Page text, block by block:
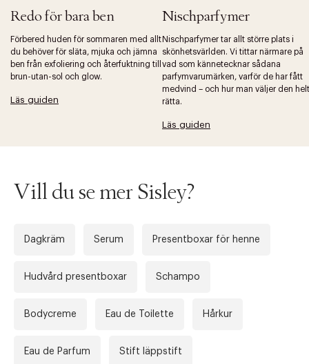
Redo för bara ben
Förbered huden för sommaren med allt
du behöver för släta, mjuka och jämna
ben från exfoliering och återfuktning till
brun-utan-sol och glow.
Läs guiden
Nischparfymer
Nischparfymer tar allt större plats i
skönhetsvärlden. Vi tittar närmare på
vad som kännetecknar sådana
parfymvarumärken, varför de har fått
medvind – och hur man väljer den helt
rätta.
Läs guiden
Vill du se mer Sisley?
Dagkräm Serum Presentboxar för henne
Hudvård presentboxar Schampo
Bodycreme Eau de Toilette Hårkur
Eau de Parfum Stift läppstift